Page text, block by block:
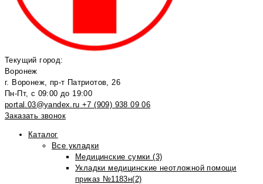
Текущий город:
Воронеж
г. Воронеж, пр-т Патриотов, 26
Пн-Пт, с 09:00 до 19:00
portal.03@yandex.ru +7 (909) 938 09 06
Заказать звонок
Каталог
Все укладки
Медицинские сумки (3)
Укладки медицинские неотложной помощи
приказ №1183н(2)